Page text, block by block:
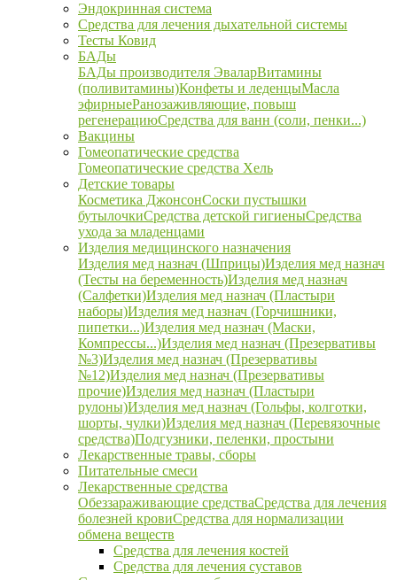
Эндокринная система
Средства для лечения дыхательной системы
Тесты Ковид
БАДы
БАДы производителя ЭваларВитамины
(поливитамины)Конфеты и леденцыМасла
эфирныеРанозаживляющие, повыш
регенерациюСредства для ванн (соли, пенки...)
Вакцины
Гомеопатические средства
Гомеопатические средства Хель
Детские товары
Косметика ДжонсонСоски пустышки
бутылочкиСредства детской гигиеныСредства
ухода за младенцами
Изделия медицинского назначения
Изделия мед назнач (Шприцы)Изделия мед назнач
(Тесты на беременность)Изделия мед назнач
(Салфетки)Изделия мед назнач (Пластыри
наборы)Изделия мед назнач (Горчишники,
пипетки...)Изделия мед назнач (Маски,
Компрессы...)Изделия мед назнач (Презервативы
№3)Изделия мед назнач (Презервативы
№12)Изделия мед назнач (Презервативы
прочие)Изделия мед назнач (Пластыри
рулоны)Изделия мед назнач (Гольфы, колготки,
шорты, чулки)Изделия мед назнач (Перевязочные
средства)Подгузники, пеленки, простыни
Лекарственные травы, сборы
Питательные смеси
Лекарственные средства
Обеззараживающие средстваСредства для лечения
болезней кровиСредства для нормализации
обмена веществ
Средства для лечения костей
Средства для лечения суставов